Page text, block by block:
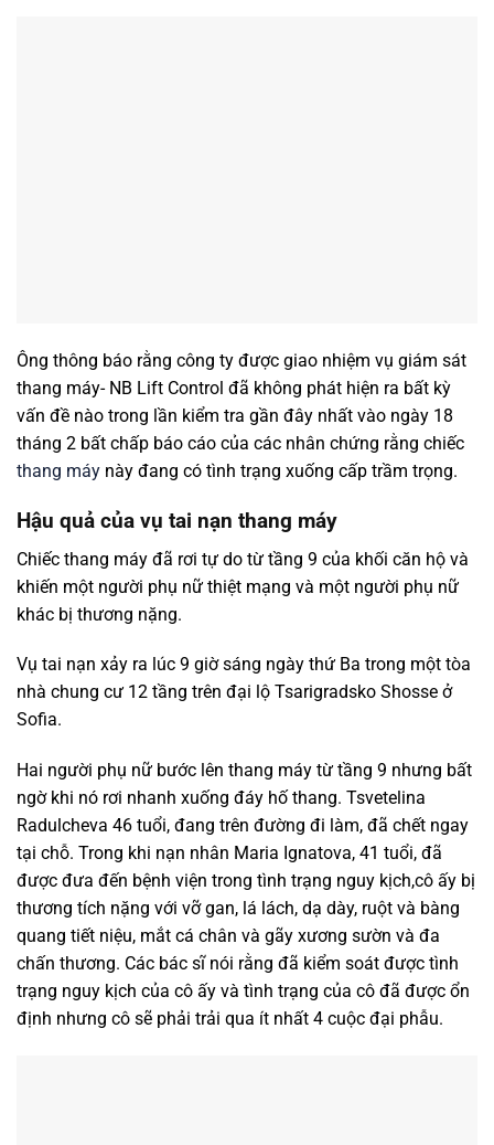
Ông thông báo rằng công ty được giao nhiệm vụ giám sát
thang máy- NB Lift Control đã không phát hiện ra bất kỳ
vấn đề nào trong lần kiểm tra gần đây nhất vào ngày 18
tháng 2 bất chấp báo cáo của các nhân chứng rằng chiếc
thang máy này đang có tình trạng xuống cấp trầm trọng.
Hậu quả của vụ tai nạn thang máy
Chiếc thang máy đã rơi tự do từ tầng 9 của khối căn hộ và
khiến một người phụ nữ thiệt mạng và một người phụ nữ
khác bị thương nặng.
Vụ tai nạn xảy ra lúc 9 giờ sáng ngày thứ Ba trong một tòa
nhà chung cư 12 tầng trên đại lộ Tsarigradsko Shosse ở
Sofia.
Hai người phụ nữ bước lên thang máy từ tầng 9 nhưng bất
ngờ khi nó rơi nhanh xuống đáy hố thang. Tsvetelina
Radulcheva 46 tuổi, đang trên đường đi làm, đã chết ngay
tại chỗ. Trong khi nạn nhân Maria Ignatova, 41 tuổi, đã
được đưa đến bệnh viện trong tình trạng nguy kịch,cô ấy bị
thương tích nặng với vỡ gan, lá lách, dạ dày, ruột và bàng
quang tiết niệu, mắt cá chân và gãy xương sườn và đa
chấn thương. Các bác sĩ nói rằng đã kiểm soát được tình
trạng nguy kịch của cô ấy và tình trạng của cô đã được ổn
định nhưng cô sẽ phải trải qua ít nhất 4 cuộc đại phẫu.